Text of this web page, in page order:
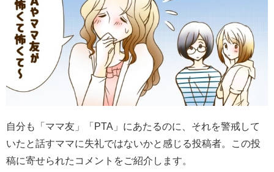
自分も「ママ友」「PTA」にあたるのに、それを警戒して
いたと話すママに失礼ではないかと感じる投稿者。この投
稿に寄せられたコメントをご紹介します。